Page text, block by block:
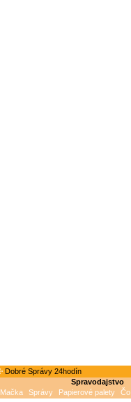
Dobré Správy 24hodín
Spravodajstvo
Mačka
Správy Papierové palety